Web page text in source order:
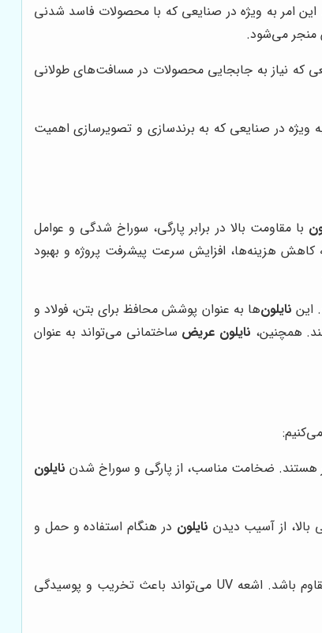
امر به ویژه در صنایعی که با محصولات فاسد شدنی
منجر می‌شود.
که نیاز به جابجایی محصولات در مسافت‌های طولانی
در صنایعی که به برندسازی و تصویرسازی اهمیت
با مقاومت بالا در برابر پارگی، سوراخ شدگی و عوامل
کاهش هزینه‌ها، افزایش سرعت پیشرفت پروژه و بهبود
این نایلون‌ها به عنوان پوشش محافظ برای بتن، فولاد و
همچنین، نایلون عریض ساختمانی می‌تواند به عنوان
ضخامت مناسب، از پارگی و سوراخ شدن نایلون
بالا، از آسیب دیدن نایلون در هنگام استفاده و حمل و